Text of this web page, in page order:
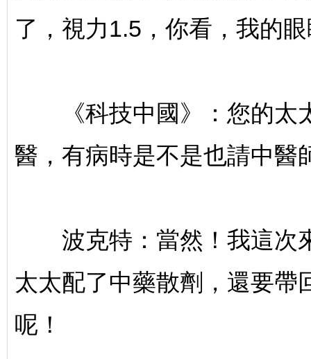
了，視力1.5，你看，我的
《科技中國》：您的太
醫，有病時是不是也請中醫
波克特：當然！我這次
太太配了中藥散劑，還要帶
呢！